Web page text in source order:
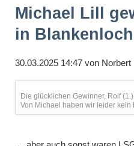
Michael Lill
in Blankenloch
30.03.2025 14:47von Norbert
Die glücklichen Gewinner, Rolf
Von Michael haben wir leider kein